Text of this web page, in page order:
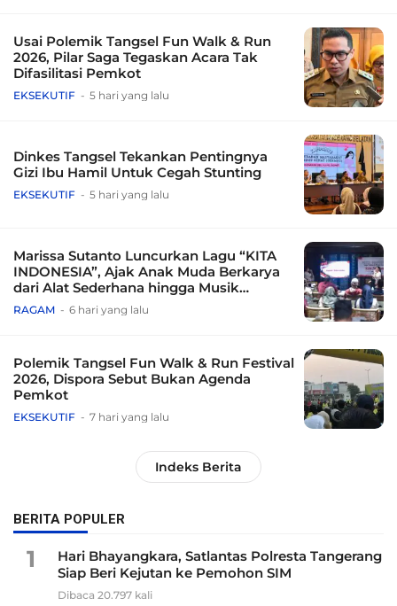
Usai Polemik Tangsel Fun Walk & Run
2026, Pilar Saga Tegaskan Acara Tak
Difasilitasi Pemkot
EKSEKUTIF 5 hari yang lalu
Dinkes Tangsel Tekankan Pentingnya
Gizi Ibu Hamil Untuk Cegah Stunting
EKSEKUTIF 5 hari yang lalu
Marissa Sutanto Luncurkan Lagu “KITA
INDONESIA”, Ajak Anak Muda Berkarya
dari Alat Sederhana hingga Musik
Tradisional
RAGAM 6 hari yang lalu
Polemik Tangsel Fun Walk & Run Festival
2026, Dispora Sebut Bukan Agenda
Pemkot
EKSEKUTIF 7 hari yang lalu
Indeks Berita
BERITA POPULER
1
Hari Bhayangkara, Satlantas Polresta Tangerang
Siap Beri Kejutan ke Pemohon SIM
Dibaca 20.797 kali